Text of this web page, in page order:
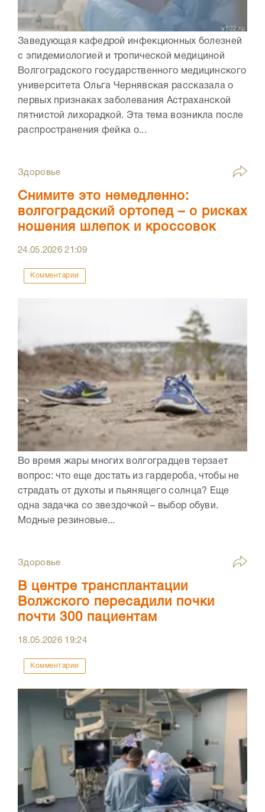
Заведующая кафедрой инфекционных болезней
с эпидемиологией и тропической медициной
Волгоградского государственного медицинского
университета Ольга Чернявская рассказала о
первых признаках заболевания Астраханской
пятнистой лихорадкой. Эта тема возникла после
распространения фейка о...
Здоровье
Снимите это немедленно:
волгоградский ортопед – о рисках
ношения шлепок и кроссовок
24.05.202621:09
Комментарии
Во время жары многих волгоградцев терзает
вопрос: что еще достать из гардероба, чтобы не
страдать от духоты и пьянящего солнца? Еще
одна задачка со звездочкой – выбор обуви.
Модные резиновые...
Здоровье
В центре трансплантации
Волжского пересадили почки
почти 300 пациентам
18.05.2026 19:24
Комментарии